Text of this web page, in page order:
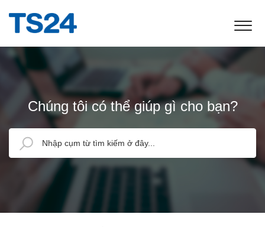
Chúng tôi có thể giúp gì cho bạn?